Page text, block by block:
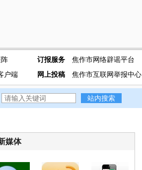
户端
订报服务
焦作市网络辟谣平台
网上投稿
焦作市互联网举报中心
媒体